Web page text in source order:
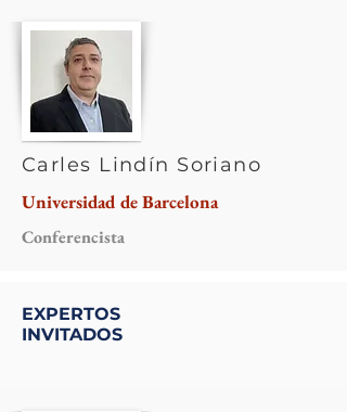
Carles Lindín Soriano
Universidad de Barcelona
Conferencista
EXPERTOS
INVITADOS